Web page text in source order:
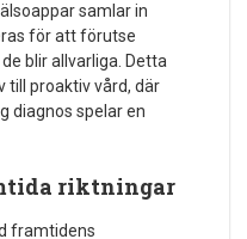
samlar in
för att förutse
blir allvarliga. Detta
till proaktiv vård, där
diagnos spelar en
riktningar
framtidens